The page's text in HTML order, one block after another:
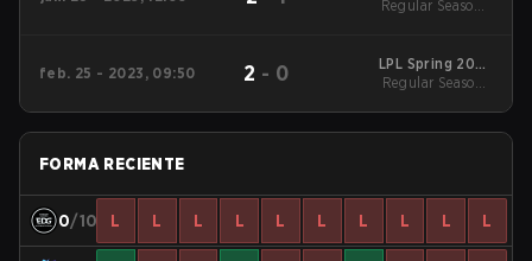
Regular Season
Regular Season -
feb. 25 - 2023, 09:50 2 - 0
LPL Spring 2023
Regular Season
Regular Season -
FORMA RECIENTE
0/10 L L L L L L L L L L